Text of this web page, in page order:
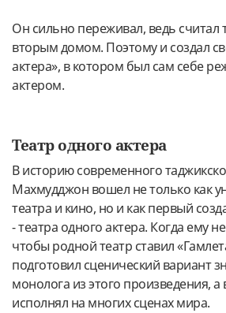
Он сильно переживал, ведь считал
вторым домом. Поэтому и создал
актера», в котором был сам себе
актером.
Театр одного актера
В историю современного
Махмудджон вошел не только как
театра и кино, но и как первый
- театра одного актера. Когда ему
чтобы родной театр ставил
подготовил сценический вариант
монолога из этого произведения, а
исполнял на многих сценах мира.